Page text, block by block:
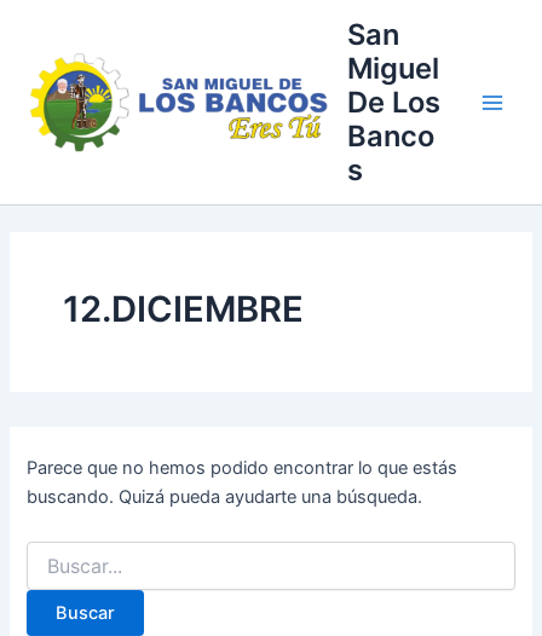
contenido
San
Miguel
De Los
Banco
s
12.DICIEMBRE
Parece que no hemos podido encontrar lo que estás
buscando. Quizá pueda ayudarte una búsqueda.